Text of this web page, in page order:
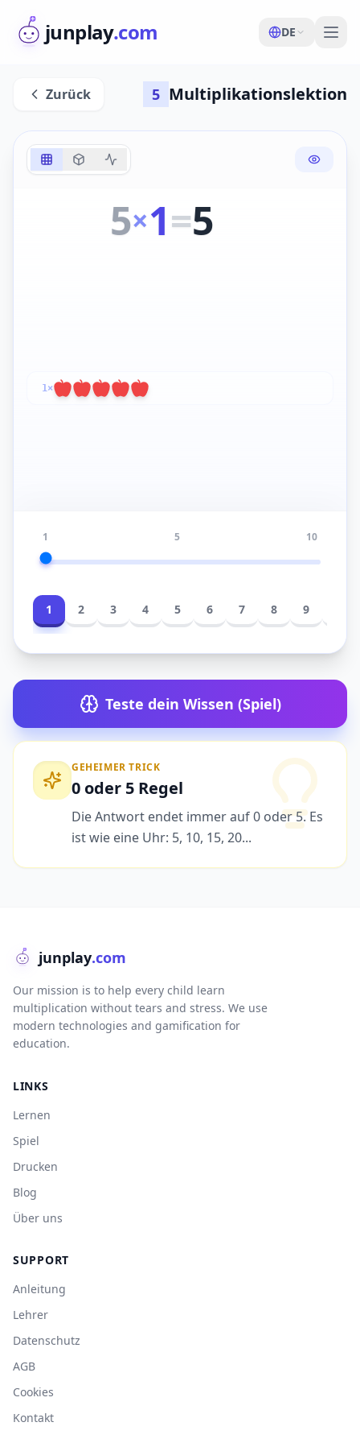
junplay.com DE
Zurück 5 Multiplikationslektion
5×1=5
1×
1 5 10
1 2 3 4 5 6 7 8 9
Teste dein Wissen (Spiel)
GEHEIMER TRICK
0 oder 5 Regel
Die Antwort endet immer auf 0 oder 5. Es
ist wie eine Uhr: 5, 10, 15, 20...
junplay.com
Our mission is to help every child learn
multiplication without tears and stress. We use
modern technologies and gamification for
education.
LINKS
Lernen
Spiel
Drucken
Blog
Über uns
SUPPORT
Anleitung
Lehrer
Datenschutz
AGB
Cookies
Kontakt